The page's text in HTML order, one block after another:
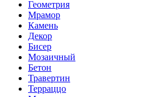
Геометрия
Мрамор
Камень
Декор
Бисер
Мозаичный
Бетон
Травертин
Терраццо